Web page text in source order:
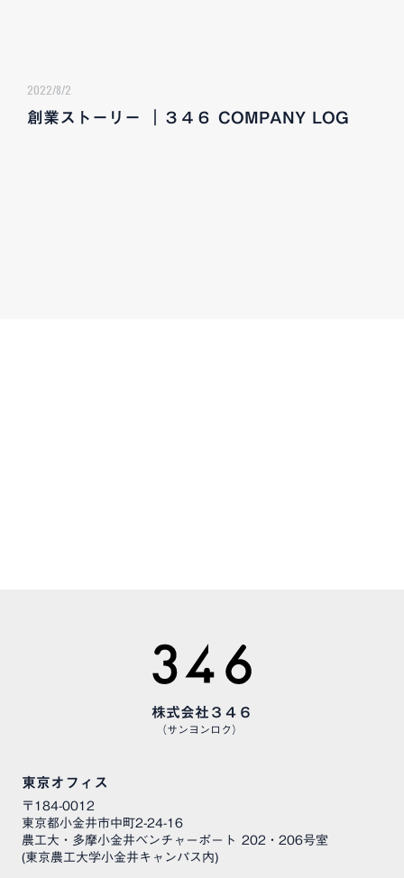
2022/8/2
創業ストーリー ｜３４６ COMPANY LOG
株式会社３４６
（サンヨンロク）
東京オフィス
〒184-0012
東京都小金井市中町2-24-16
農工大・多摩小金井ベンチャーポート 202・206号室
(東京農工大学小金井キャンパス内)